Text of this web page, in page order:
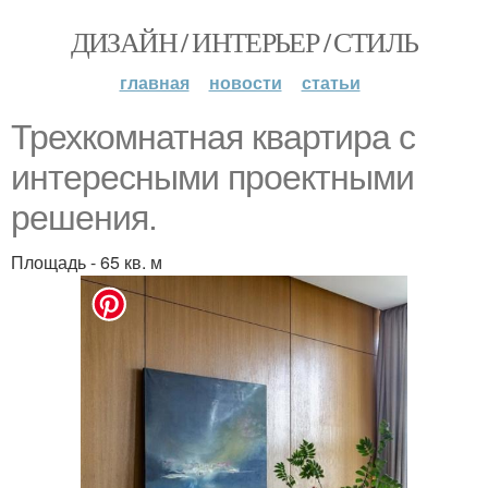
ДИЗАЙН / ИНТЕРЬЕР / СТИЛЬ
главная новости статьи
Трехкомнатная квартира с
интересными проектными
решения.
Площадь - 65 кв. м